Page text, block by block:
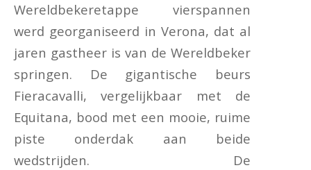
Wereldbekeretappe vierspannen
werd georganiseerd in Verona, dat al
jaren gastheer is van de Wereldbeker
springen. De gigantische beurs
Fieracavalli, vergelijkbaar met de
Equitana, bood met een mooie, ruime
piste onderdak aan beide
wedstrijden. De